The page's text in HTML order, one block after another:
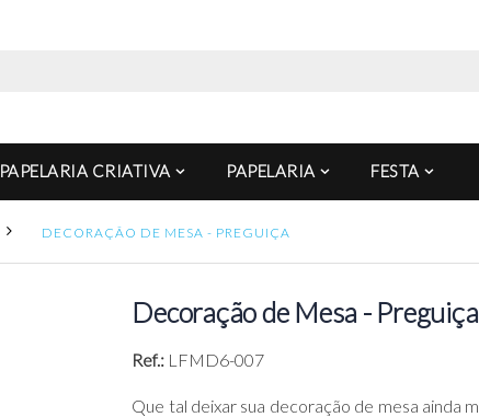
PAPELARIA CRIATIVA PAPELARIA FESTA
DECORAÇÃO DE MESA - PREGUIÇA
Decoração de Mesa - Preguiça
Ref.: LFMD6-007
Que tal deixar sua decoração de mesa ainda